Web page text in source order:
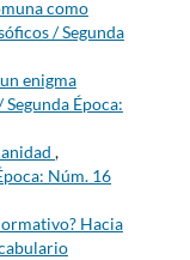
como
/ Segunda
enigma
Época:
,
Núm. 16
Hacia